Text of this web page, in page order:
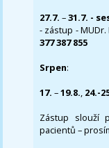
27.7.–31.7. -
- zástup -
377 387 855
Srpen:
17. –19.8., 24.-
Zástup slouží
pacientů –